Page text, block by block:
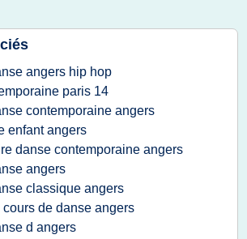
angers hip hop
paris 14
contemporaine angers
enfant angers
danse contemporaine angers
angers
classique angers
de danse angers
d angers